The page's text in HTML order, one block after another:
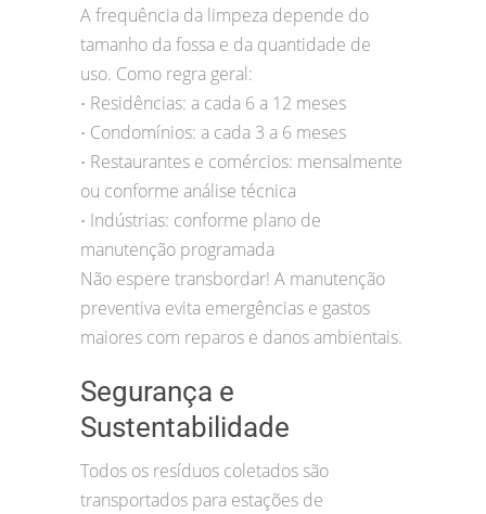
A frequência da limpeza depende do
tamanho da fossa e da quantidade de
uso. Como regra geral:
• Residências: a cada 6 a 12 meses
• Condomínios: a cada 3 a 6 meses
• Restaurantes e comércios: mensalmente
ou conforme análise técnica
• Indústrias: conforme plano de
manutenção programada
Não espere transbordar! A manutenção
preventiva evita emergências e gastos
maiores com reparos e danos ambientais.
Segurança e
Sustentabilidade
Todos os resíduos coletados são
transportados para estações de